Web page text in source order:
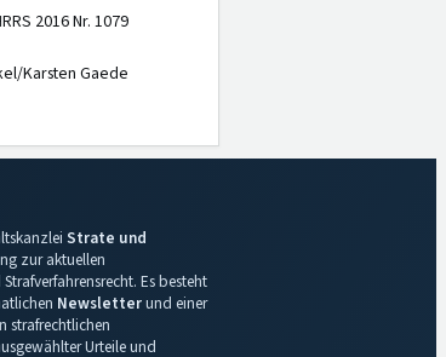
2016 Nr. 1079
Karsten Gaede
Strate und
zur aktuellen
Es besteht
Newsletterund einer
strafrechtlichen
Urteile und